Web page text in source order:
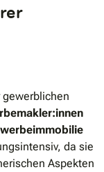
da sie
Aspekten